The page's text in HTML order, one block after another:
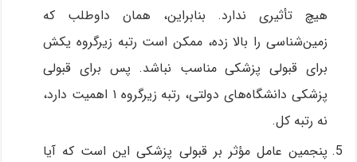
هیچ تأثیری ندارد. بنابراین، همان داوطلب که
زمین‌شناسی را بالا زده، ممکن است رتبه زیرگروه یکش
برای قبولی پزشکی مناسب نباشد. پس برای قبولی
پزشکی دانشگاه‌های دولتی، رتبه زیرگروه ۱ اهمیت دارد،
نه رتبه کل.
پنجمین عامل مؤثر بر قبولی پزشکی این است که آیا